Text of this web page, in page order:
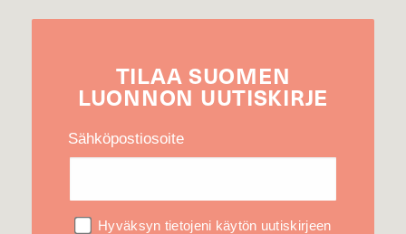
TILAA SUOMEN
LUONNON UUTIS­KIRJE
Sähköpostiosoite
Hyväksyn tietojeni käytön uutiskirjeen